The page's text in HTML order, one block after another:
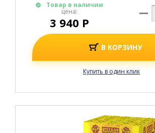
Товар в наличии
цена:
3 940 Р
В КОРЗИНУ
Купить в один клик